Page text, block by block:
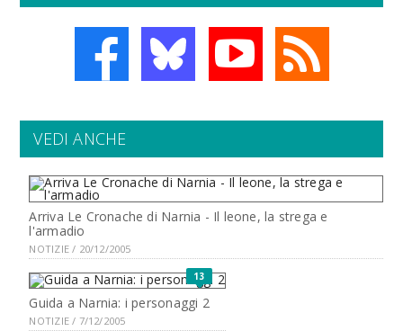
VEDI ANCHE
Arriva Le Cronache di Narnia - Il leone, la strega e
l'armadio
NOTIZIE / 20/12/2005
13
Guida a Narnia: i personaggi 2
NOTIZIE / 7/12/2005